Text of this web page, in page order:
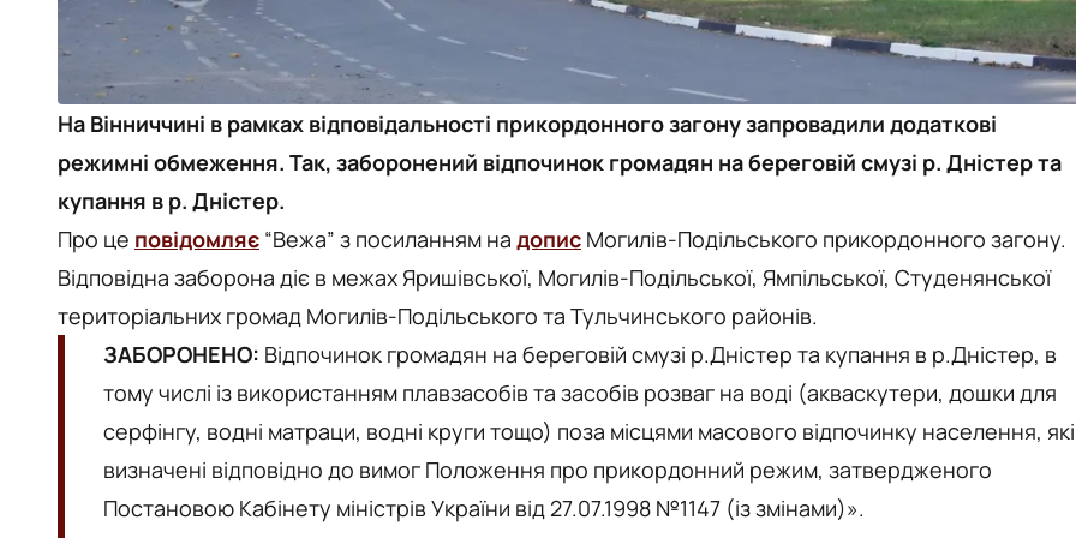
На Вінниччині в рамках відповідальності прикордонного загону запровадили додаткові
режимні обмеження. Так, заборонений відпочинок громадян на береговій смузі р. Дністер та
купання в р. Дністер.
Про це повідомляє “Вежа” з посиланням на допис Могилів-Подільського прикордонного загону.
Відповідна заборона діє в межах Яришівської, Могилів-Подільської, Ямпільської, Студенянської
територіальних громад Могилів-Подільського та Тульчинського районів.
ЗАБОРОНЕНО: Відпочинок громадян на береговій смузі р.Дністер та купання в р.Дністер, в
тому числі із використанням плавзасобів та засобів розваг на воді (акваскутери, дошки для
серфінгу, водні матраци, водні круги тощо) поза місцями масового відпочинку населення, які
визначені відповідно до вимог Положення про прикордонний режим, затвердженого
Постановою Кабінету міністрів України від 27.07.1998 №1147 (із змінами)».